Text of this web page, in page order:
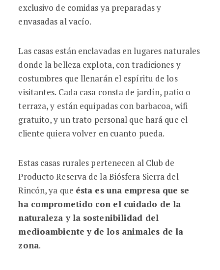
exclusivo de comidas ya preparadas y
envasadas al vacío.
Las casas están enclavadas en lugares naturales
donde la belleza explota, con tradiciones y
costumbres que llenarán el espíritu de los
visitantes. Cada casa consta de jardín, patio o
terraza, y están equipadas con barbacoa, wifi
gratuito, y un trato personal que hará que el
cliente quiera volver en cuanto pueda.
Estas casas rurales pertenecen al Club de
Producto Reserva de la Biósfera Sierra del
Rincón, ya que ésta es una empresa que se
ha comprometido con el cuidado de la
naturaleza y la sostenibilidad del
medioambiente y de los animales de la
zona.